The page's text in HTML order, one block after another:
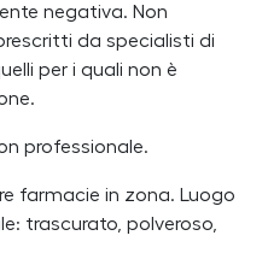
negativa. Non
da specialisti di
per i quali non è
professionale.
farmacie in zona. Luogo
trascurato, polveroso,